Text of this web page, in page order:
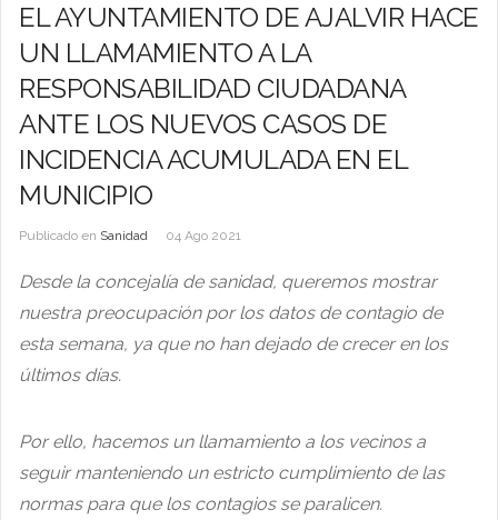
EL AYUNTAMIENTO DE AJALVIR HACE
UN LLAMAMIENTO A LA
RESPONSABILIDAD CIUDADANA
ANTE LOS NUEVOS CASOS DE
INCIDENCIA ACUMULADA EN EL
MUNICIPIO
Publicado en Sanidad 04 Ago 2021
Desde la concejalía de sanidad, queremos mostrar
nuestra preocupación por los datos de contagio de
esta semana, ya que no han dejado de crecer en los
últimos días.
Por ello, hacemos un llamamiento a los vecinos a
seguir manteniendo un estricto cumplimiento de las
normas para que los contagios se paralicen.